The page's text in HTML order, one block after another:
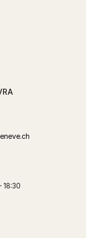
18:30